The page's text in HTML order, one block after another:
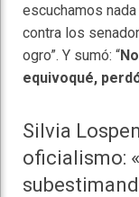
escuchamos
contra los
ogro”. Y sumó: “
equivoqué,
Silvia
oficialismo: